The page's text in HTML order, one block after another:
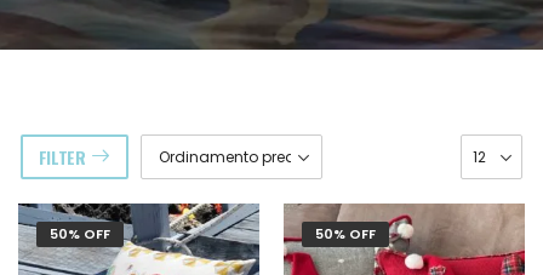
FILTER
50% OFF 50% OFF